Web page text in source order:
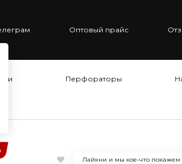
Оптовый прайс
Перфораторы
Лайкни и мы кое-что покажем